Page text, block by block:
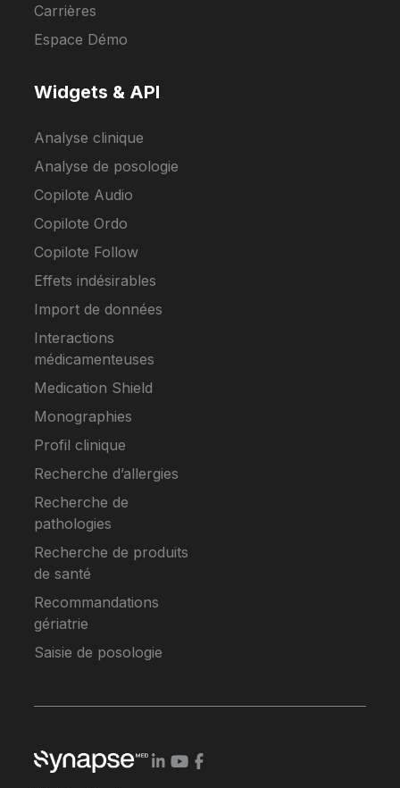
Carrières
Espace Démo
Widgets & API
Analyse clinique
Analyse de posologie
Copilote Audio
Copilote Ordo
Copilote Follow
Effets indésirables
Import de données
Interactions
médicamenteuses
Medication Shield
Monographies
Profil clinique
Recherche d’allergies
Recherche de
pathologies
Recherche de produits
de santé
Recommandations
gériatrie
Saisie de posologie